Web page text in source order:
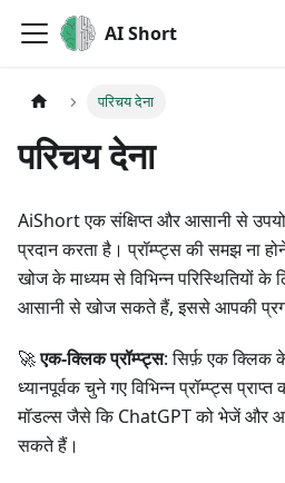
AI Short
परिचय देना
परिचय देना
AiShort एक संक्षिप्त और आसानी से
प्रदान करता है। प्रॉम्प्ट्स की समझ ना
खोज के माध्यम से विभिन्न परिस्थितियों के
आसानी से खोज सकते हैं, इससे आपकी
🚀एक-क्लिक प्रॉम्प्ट्स: सिर्फ़ एक क्लिक के
ध्यानपूर्वक चुने गए विभिन्न प्रॉम्प्ट्स
मॉडल्स जैसे कि ChatGPT को भेजें और
सकते हैं।